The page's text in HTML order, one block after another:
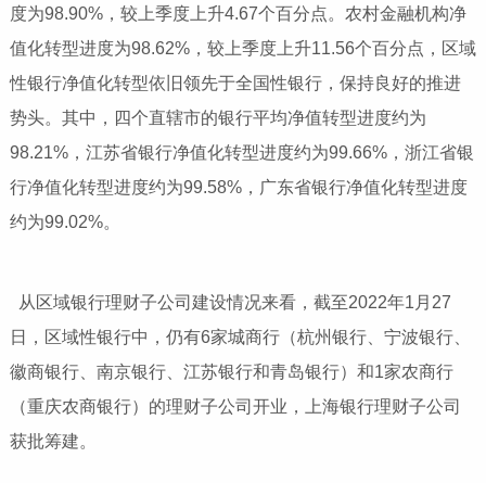
度为98.90%，较上季度上升4.67个百分点。农村金融机构净
值化转型进度为98.62%，较上季度上升11.56个百分点，区域
性银行净值化转型依旧领先于全国性银行，保持良好的推进
势头。其中，四个直辖市的银行平均净值转型进度约为
98.21%，江苏省银行净值化转型进度约为99.66%，浙江省银
行净值化转型进度约为99.58%，广东省银行净值化转型进度
约为99.02%。
从区域银行理财子公司建设情况来看，截至2022年1月27
日，区域性银行中，仍有6家城商行（杭州银行、宁波银行、
徽商银行、南京银行、江苏银行和青岛银行）和1家农商行
（重庆农商银行）的理财子公司开业，上海银行理财子公司
获批筹建。